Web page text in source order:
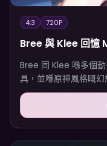
4:3 720P
Bree 與 Klee 回憶
Bree 同 Klee 喺多個
具，並喺原神風格嘅幻